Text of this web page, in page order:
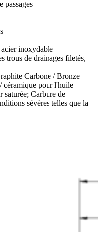
passages
inoxydable
trous de drainages filetés,
Carbone / Bronze
céramique pour l'huile
saturée; Carbure de
sévères telles que la